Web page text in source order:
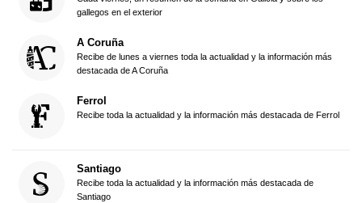
gallegos en el exterior
A Coruña
Recibe de lunes a viernes toda la actualidad y la información más
destacada de A Coruña
Ferrol
Recibe toda la actualidad y la información más destacada de Ferrol
Santiago
Recibe toda la actualidad y la información más destacada de
Santiago